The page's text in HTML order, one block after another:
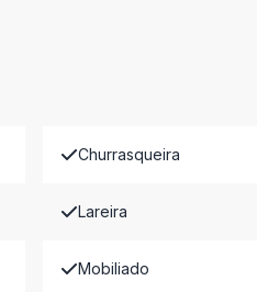
Churrasqueira
Lareira
Mobiliado